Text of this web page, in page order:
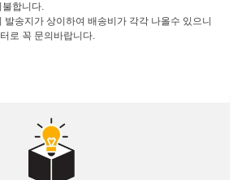
불합니다.
송지가 상이하여 배송비가 각각 나올수 있으니
로 꼭 문의바랍니다.